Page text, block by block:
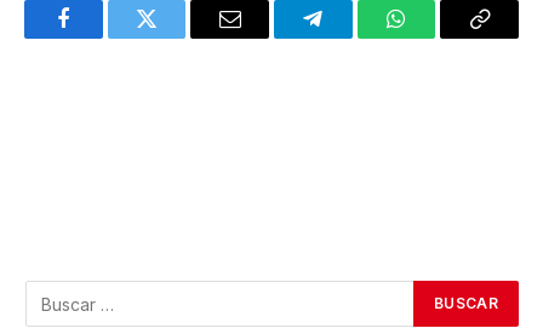
FacebookTwitter Email TelegramWhatsAppCopy